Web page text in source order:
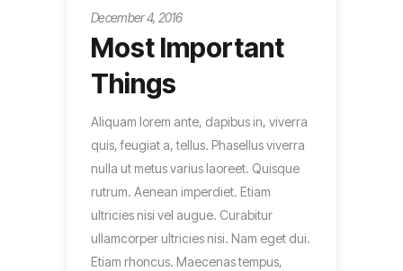
December 4, 2016
Most Important
Things
Aliquam lorem ante, dapibus in, viverra
quis, feugiat a, tellus. Phasellus viverra
nulla ut metus varius laoreet. Quisque
rutrum. Aenean imperdiet. Etiam
ultricies nisi vel augue. Curabitur
ullamcorper ultricies nisi. Nam eget dui.
Etiam rhoncus. Maecenas tempus,